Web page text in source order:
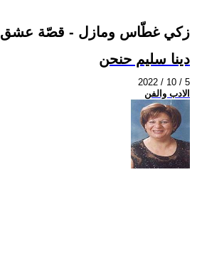
زكي غطّاس ومازل - قصّة عشق
دينا سليم حنحن
2022 / 10 / 5
الادب والفن